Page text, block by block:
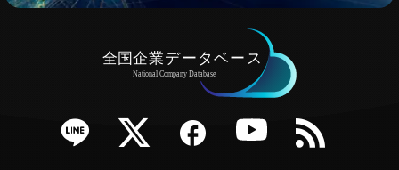
Twitter Facebook YouTube RSS